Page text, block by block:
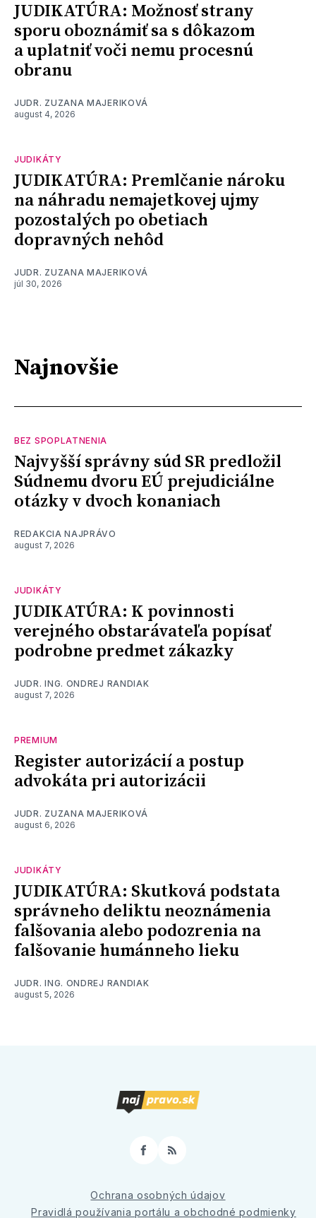
JUDIKATÚRA: Možnosť strany
sporu oboznámiť sa s dôkazom
a uplatniť voči nemu procesnú
obranu
JUDR. ZUZANA MAJERIKOVÁ
august 4, 2026
JUDIKÁTY
JUDIKATÚRA: Premlčanie nároku
na náhradu nemajetkovej ujmy
pozostalých po obetiach
dopravných nehôd
JUDR. ZUZANA MAJERIKOVÁ
júl 30, 2026
Najnovšie
BEZ SPOPLATNENIA
Najvyšší správny súd SR predložil
Súdnemu dvoru EÚ prejudiciálne
otázky v dvoch konaniach
REDAKCIA NAJPRÁVO
august 7, 2026
JUDIKÁTY
JUDIKATÚRA: K povinnosti
verejného obstarávateľa popísať
podrobne predmet zákazky
JUDR. ING. ONDREJ RANDIAK
august 7, 2026
PREMIUM
Register autorizácií a postup
advokáta pri autorizácii
JUDR. ZUZANA MAJERIKOVÁ
august 6, 2026
JUDIKÁTY
JUDIKATÚRA: Skutková podstata
správneho deliktu neoznámenia
falšovania alebo podozrenia na
falšovanie humánneho lieku
JUDR. ING. ONDREJ RANDIAK
august 5, 2026
Facebook
RSS
Ochrana osobných údajov
Pravidlá používania portálu a obchodné podmienky